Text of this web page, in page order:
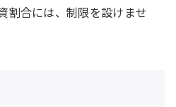
割合には、制限を設けませ